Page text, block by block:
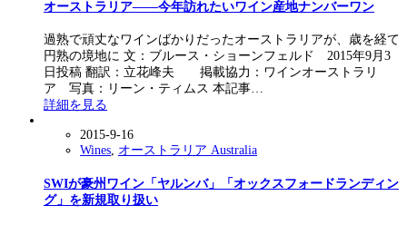
オーストラリア――今年訪れたいワイン産地ナンバーワン
過熟で頑丈なワインばかりだったオーストラリアが、歳を経て
円熟の境地に 文：ブルース・ショーンフェルド 2015年9月3
日投稿 翻訳：立花峰夫 掲載協力：ワインオーストラリ
ア 写真：リーン・ティムス 本記事…
詳細を見る
2015-9-16
Wines, オーストラリア Australia
SWIが豪州ワイン「ヤルンバ」「オックスフォードランディン
グ」を新規取り扱い